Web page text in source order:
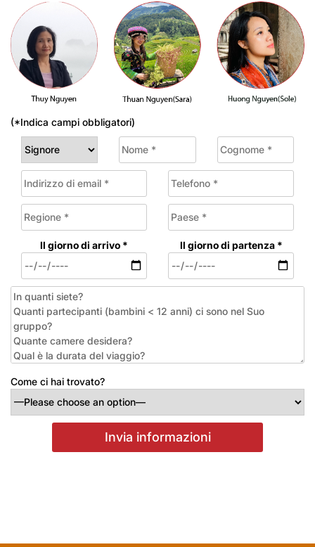
(*Indica campi obbligatori)
Il giorno di arrivo * Il giorno di partenza *
Come ci hai trovato?